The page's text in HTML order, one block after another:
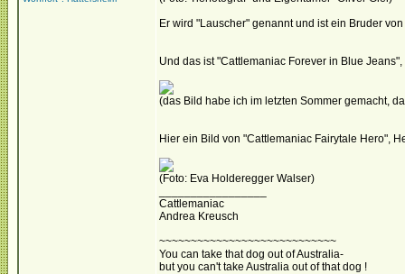
Er wird "Lauscher" genannt und ist ein Bruder
Und das ist "Cattlemaniac Forever in Blue
(das Bild habe ich im letzten Sommer gemacht,
Hier ein Bild von "Cattlemaniac Fairytale Hero",
(Foto: Eva Holderegger Walser)
Cattlemaniac
Andrea Kreusch
~~~~~~~~~~~~~~~~~~~~~~~~~~~~
You can take that dog out of Australia-
but you can't take Australia out of that dog !